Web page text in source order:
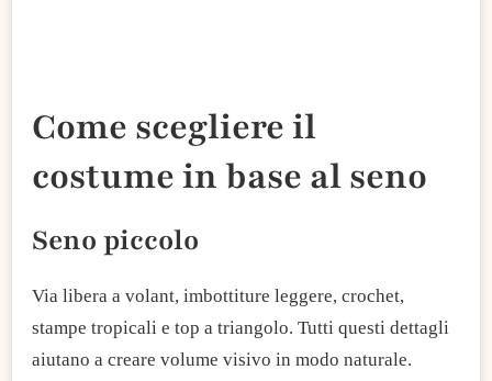
Come scegliere il
costume in base al seno
Seno piccolo
Via libera a volant, imbottiture leggere, crochet,
stampe tropicali e top a triangolo. Tutti questi dettagli
aiutano a creare volume visivo in modo naturale.